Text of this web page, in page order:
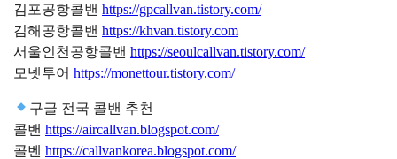
김포공항콜밴https://gpcallvan.tistory.com/
김해공항콜밴https://khvan.tistory.com
서울인천공항콜밴https://seoulcallvan.tistory.com/
모넷투어https://monettour.tistory.com/
구글 전국 콜밴 추천
콜밴https://aircallvan.blogspot.com/
콜벤https://callvankorea.blogspot.com/